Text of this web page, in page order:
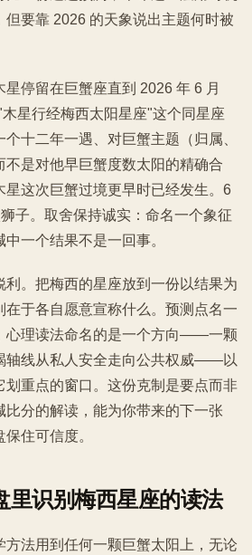
但要靠 2026 的天象说出主题何时被
停留在巨蟹座直到 2026 年 6 月
星行经梅西太阳星座"这个同星座
十二年一遇、对巨蟹主题（归属、
不是对他早巨蟹度数太阳的精确合
星这次巨蟹过境更早时已经发生。6
子。取舍保持诚实：命名一个象征
一个结果不是一回事。
利。把梅西的星座放到一份以结果为
在于各自愿意宣称什么。预测点名一
心理读法命名的是一个方向——一颗
轴线从私人安全走向公共权威——以
划重点的窗口。这份克制是要点而非
比分的解读，能为你带来的下一张
住可信度。
里识别梅西星座的读法
方法用到任何一颗巨蟹太阳上，无论